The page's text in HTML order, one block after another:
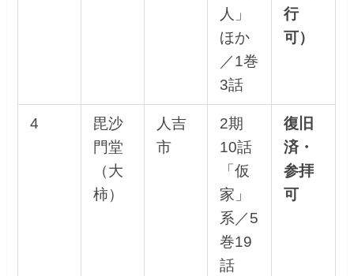
人」
ほか
／1巻
3話
行
可）
4
毘沙
門堂
（大
柿）
人吉
市
2期
10話
「仮
家」
系／5
巻19
話
復旧
済・
参拝
可